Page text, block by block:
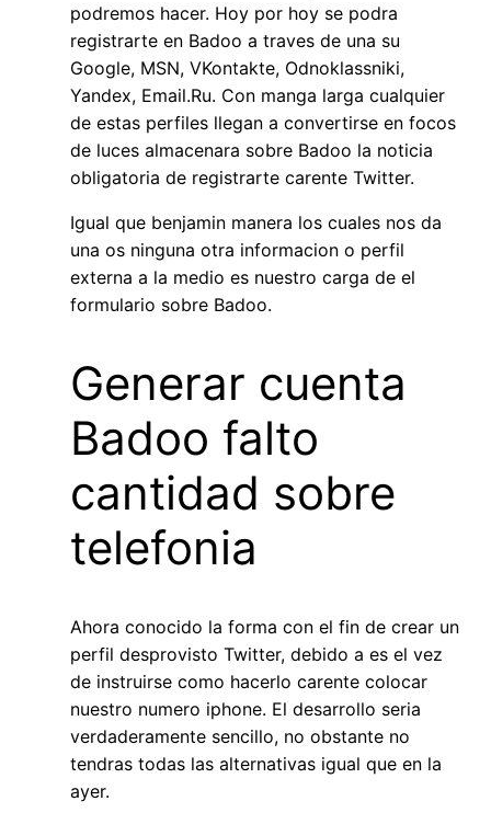
podremos hacer. Hoy por hoy se podra
registrarte en Badoo a traves de una su
Google, MSN, VKontakte, Odnoklassniki,
Yandex, Email.Ru. Con manga larga cualquier
de estas perfiles llegan a convertirse en focos
de luces almacenara sobre Badoo la noticia
obligatoria de registrarte carente Twitter.
Igual que benjamin manera los cuales nos da
una os ninguna otra informacion o perfil
externa a la medio es nuestro carga de el
formulario sobre Badoo.
Generar cuenta
Badoo falto
cantidad sobre
telefonia
Ahora conocido la forma con el fin de crear un
perfil desprovisto Twitter, debido a es el vez
de instruirse como hacerlo carente colocar
nuestro numero iphone. El desarrollo seri­a
verdaderamente sencillo, no obstante no
tendras todas las alternativas igual que en la
ayer.